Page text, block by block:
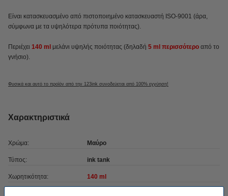
Είναι κατασκευασμένο από πιστοποιημένο κατασκευαστή ISO-9001 (άρα,
σύμφωνα με τα υψηλότερα πρότυπα ποιότητας).
Περιέχει 140 ml μελάνι υψηλής ποιότητας (δηλαδή 5 ml περισσότερο από το
γνήσιο).
Φυσικά και αυτό το προϊόν από την 123ink συνοδεύεται από 100% εγγύηση!
Χαρακτηριστικά
Χρώμα: Μαύρο
Τύπος: ink tank
Χωρητικότητα: 140 ml